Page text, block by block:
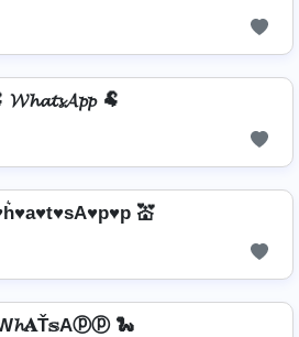
𝓦𝓱𝓪𝓽𝓼𝓐𝓹𝓹 🐏
💒
🐍